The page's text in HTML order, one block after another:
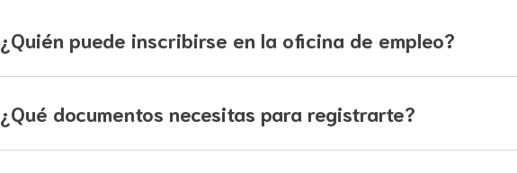
¿Quién puede inscribirse en la oficina de empleo?
¿Qué documentos necesitas para registrarte?